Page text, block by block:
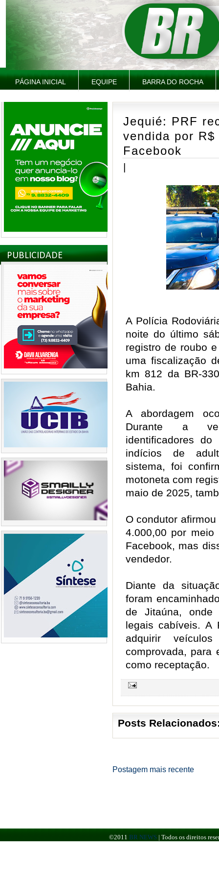
PÁGINA INICIAL EQUIPE BARRA DO ROCHA
PUBLICIDADE
Jequié: PRF
vendida por
Facebook
|
A Polícia
noite do último
registro de roubo
uma fiscalização
km 812 da BR-
Bahia.
A abordagem
Durante a
identificadores
indícios de
sistema, foi
motoneta com
maio de 2025,
O condutor
4.000,00 por
Facebook, mas
vendedor.
Diante da
foram
de Jitaúna, onde
legais cabíveis. A
adquirir
comprovada, para
como receptação.
Posts
Postagem mais recente
©2011 BR NEWS | Todos os direitos